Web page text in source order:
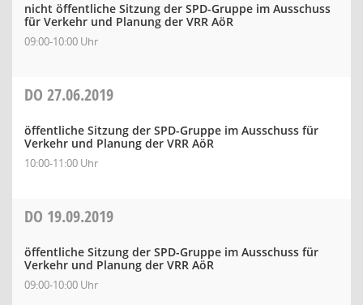
nicht öffentliche Sitzung der SPD-Gruppe im Ausschuss
für Verkehr und Planung der VRR AöR
09:00-10:00 Uhr
DO 27.06.2019
öffentliche Sitzung der SPD-Gruppe im Ausschuss für
Verkehr und Planung der VRR AöR
10:00-11:00 Uhr
DO 19.09.2019
öffentliche Sitzung der SPD-Gruppe im Ausschuss für
Verkehr und Planung der VRR AöR
09:00-10:00 Uhr